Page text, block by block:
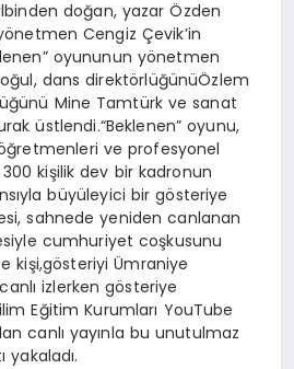
n doğan, yazar Özden
yönetmen Cengiz Çevik’in
oyununun yönetmen
dans direktörlüğünüÖzlem
Mine Tamtürk ve sanat
üstlendi.“Beklenen” oyunu,
i ve profesyonel
kişilik dev bir kadronun
büyüleyici bir gösteriye
sahnede yeniden canlanan
cumhuriyet coşkusunu
kişi,gösteriyi Ümraniye
canlı izlerkengösteriye
Eğitim Kurumları YouTube
canlı yayınla bu unutulmaz
yakaladı.